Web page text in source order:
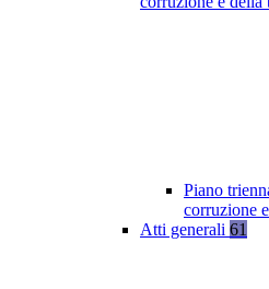
Piano
corruzione
Atti generali 61